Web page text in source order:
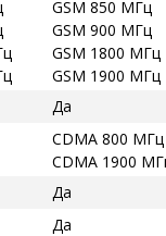
GSM 850 МГц
GSM 900 МГц
GSM 1800 МГц
GSM 1900 МГц
Да
CDMA 800 МГц
CDMA 1900
Да
Да